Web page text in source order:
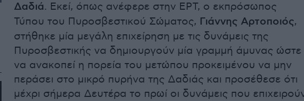
Δαδιά. Εκεί, όπως ανέφερε στην ΕΡΤ, ο εκπρόσωπος
Τύπου του Πυροσβεστικού Σώματος, Γιάννης Αρτοποιός,
στήθηκε μία μεγάλη επιχείρηση με τις δυνάμεις της
Πυροσβεστικής να δημιουργούν μία γραμμή άμυνας ώστε
να ανακοπεί η πορεία του μετώπου προκειμένου να μην
περάσει στο μικρό πυρήνα της Δαδιάς και προσέθεσε ότι
μέχρι σήμερα Δευτέρα το πρωί οι δυνάμεις που